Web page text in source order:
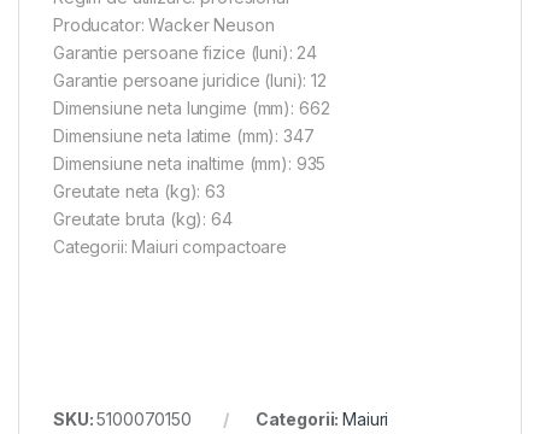
Producator: Wacker Neuson
Garantie persoane fizice (luni): 24
Garantie persoane juridice (luni): 12
Dimensiune neta lungime (mm): 662
Dimensiune neta latime (mm): 347
Dimensiune neta inaltime (mm): 935
Greutate neta (kg): 63
Greutate bruta (kg): 64
Categorii: Maiuri compactoare
SKU:5100070150 Categorii:Maiuri